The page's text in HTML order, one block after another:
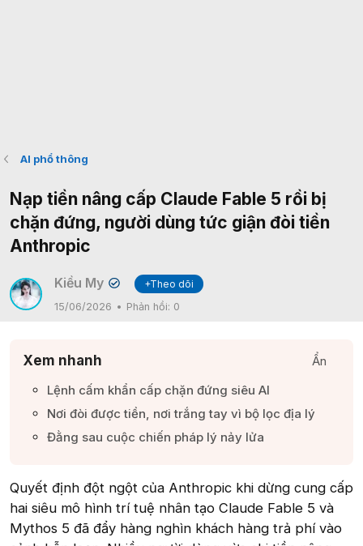
AI phổ thông
Nạp tiền nâng cấp Claude Fable 5 rồi bị
chặn đứng, người dùng tức giận đòi tiền
Anthropic
Kiều My ✔
+Theo dõi
15/06/2026
Phản hồi: 0
Xem nhanh
Ẩn
Lệnh cấm khẩn cấp chặn đứng siêu AI​
Nơi đòi được tiền, nơi trắng tay vì bộ lọc địa lý​
Đằng sau cuộc chiến pháp lý nảy lửa​
Quyết định đột ngột của Anthropic khi dừng cung cấp
hai siêu mô hình trí tuệ nhân tạo Claude Fable 5 và
Mythos 5 đã đẩy hàng nghìn khách hàng trả phí vào